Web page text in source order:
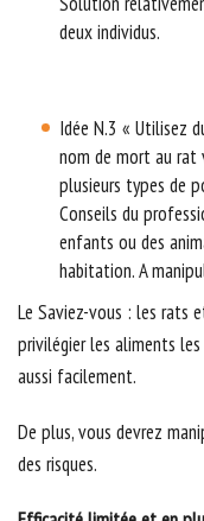
deux individus.
Idée N.3 « Utilisez
nom de mort au rat
plusieurs types de
Conseils du
enfants ou des
habitation. A
Le Saviez-vous : les rats
privilégier les aliments
aussi facilement.
De plus, vous devrez
des risques.